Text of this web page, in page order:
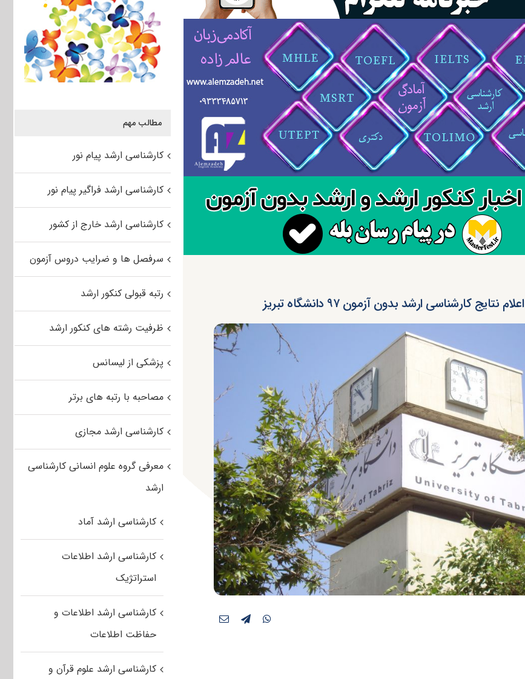
اعلام نتایج کارشناسی ارشد بدون آزمون ۹۷ دانشگاه تبریز
مطالب مهم
کارشناسی ارشد پیام نور
کارشناسی ارشد فراگیر پیام نور
کارشناسی ارشد خارج از کشور
سرفصل ها و ضرایب دروس آزمون
رتبه قبولی کنکور ارشد
ظرفیت رشته های کنکور ارشد
پزشکی از لیسانس
مصاحبه با رتبه های برتر
کارشناسی ارشد مجازی
معرفی گروه علوم انسانی کارشناسی
ارشد
کارشناسی ارشد آماد
کارشناسی ارشد اطلاعات
استراتژیک
کارشناسی ارشد اطلاعات و
حفاظت اطلاعات
کارشناسی ارشد علوم قرآن و